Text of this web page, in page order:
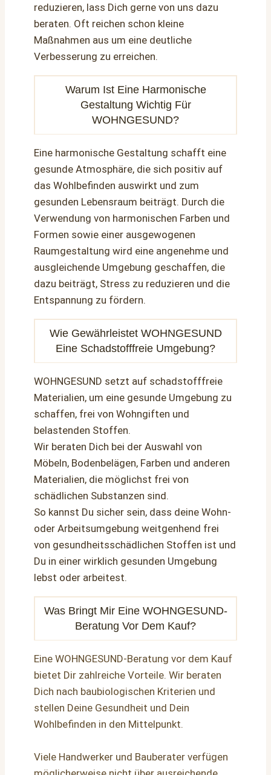
reduzieren, lass Dich gerne von uns dazu
beraten. Oft reichen schon kleine
Maßnahmen aus um eine deutliche
Verbesserung zu erreichen.
Warum Ist Eine Harmonische
Gestaltung Wichtig Für
WOHNGESUND?
Eine harmonische Gestaltung schafft eine
gesunde Atmosphäre, die sich positiv auf
das Wohlbefinden auswirkt und zum
gesunden Lebensraum beiträgt. Durch die
Verwendung von harmonischen Farben und
Formen sowie einer ausgewogenen
Raumgestaltung wird eine angenehme und
ausgleichende Umgebung geschaffen, die
dazu beiträgt, Stress zu reduzieren und die
Entspannung zu fördern.
Wie Gewährleistet WOHNGESUND
Eine Schadstofffreie Umgebung?
WOHNGESUND setzt auf schadstofffreie
Materialien, um eine gesunde Umgebung zu
schaffen, frei von Wohngiften und
belastenden Stoffen.
Wir beraten Dich bei der Auswahl von
Möbeln, Bodenbelägen, Farben und anderen
Materialien, die möglichst frei von
schädlichen Substanzen sind.
So kannst Du sicher sein, dass deine Wohn-
oder Arbeitsumgebung weitgenhend frei
von gesundheitsschädlichen Stoffen ist und
Du in einer wirklich gesunden Umgebung
lebst oder arbeitest.
Was Bringt Mir Eine WOHNGESUND-
Beratung Vor Dem Kauf?
Eine WOHNGESUND-Beratung vor dem Kauf
bietet Dir zahlreiche Vorteile. Wir beraten
Dich nach baubiologischen Kriterien und
stellen Deine Gesundheit und Dein
Wohlbefinden in den Mittelpunkt.
Viele Handwerker und Bauberater verfügen